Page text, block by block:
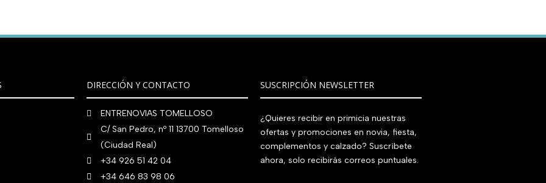
DIRECCIÓN Y CONTACTO
ENTRENOVIAS TOMELLOSO
C/ San Pedro, nº 11 13700 Tomelloso
(Ciudad Real)
+34 926 51 42 04
+34 646 83 98 06
SUSCRIPCIÓN NEWSLETTER
¿Quieres recibir en primicia nuestras
ofertas y promociones en novia, fiesta,
complementos y calzado? Suscríbete
ahora, solo recibirás correos puntuales.